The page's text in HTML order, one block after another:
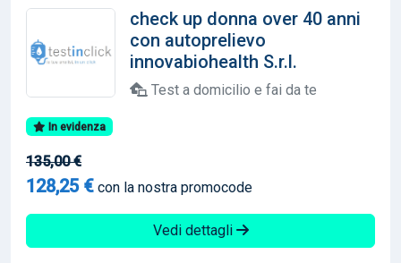
check up donna over 40 anni
con autoprelievo
innovabiohealth S.r.l.
Test a domicilio e fai da te
In evidenza
135,00 €
128,25 € con la nostra promocode
Vedi dettagli